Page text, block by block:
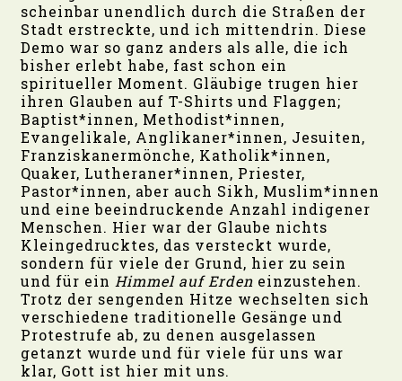
scheinbar unendlich durch die Straßen der
Stadt erstreckte, und ich mittendrin. Diese
Demo war so ganz anders als alle, die ich
bisher erlebt habe, fast schon ein
spiritueller Moment. Gläubige trugen hier
ihren Glauben auf T-Shirts und Flaggen;
Baptist*innen, Methodist*innen,
Evangelikale, Anglikaner*innen, Jesuiten,
Franziskanermönche, Katholik*innen,
Quaker, Lutheraner*innen, Priester,
Pastor*innen, aber auch Sikh, Muslim*innen
und eine beeindruckende Anzahl indigener
Menschen. Hier war der Glaube nichts
Kleingedrucktes, das versteckt wurde,
sondern für viele der Grund, hier zu sein
und für ein Himmel auf Erden einzustehen.
Trotz der sengenden Hitze wechselten sich
verschiedene traditionelle Gesänge und
Protestrufe ab, zu denen ausgelassen
getanzt wurde und für viele für uns war
klar, Gott ist hier mit uns.